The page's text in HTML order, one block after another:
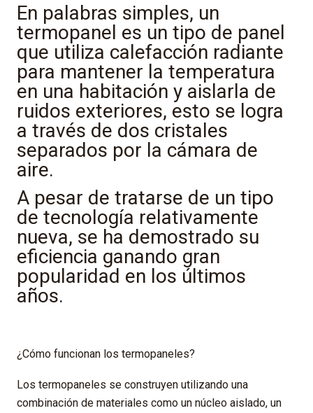
En palabras simples, un
termopanel es un tipo de panel
que utiliza calefacción radiante
para mantener la temperatura
en una habitación y aislarla de
ruidos exteriores, esto se logra
a través de dos cristales
separados por la cámara de
aire.
A pesar de tratarse de un tipo
de tecnología relativamente
nueva, se ha demostrado su
eficiencia ganando gran
popularidad en los últimos
años.
¿Cómo funcionan los termopaneles?
Los termopaneles se construyen utilizando una
combinación de materiales como un núcleo aislado, un